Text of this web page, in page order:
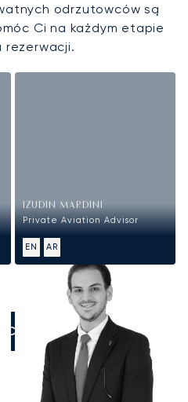
odrzutowców są
Ci na każdym etapie
rezerwacji.
IZUDIN MARDINI
Private Aviation Advisor
EN AR
DO NAS